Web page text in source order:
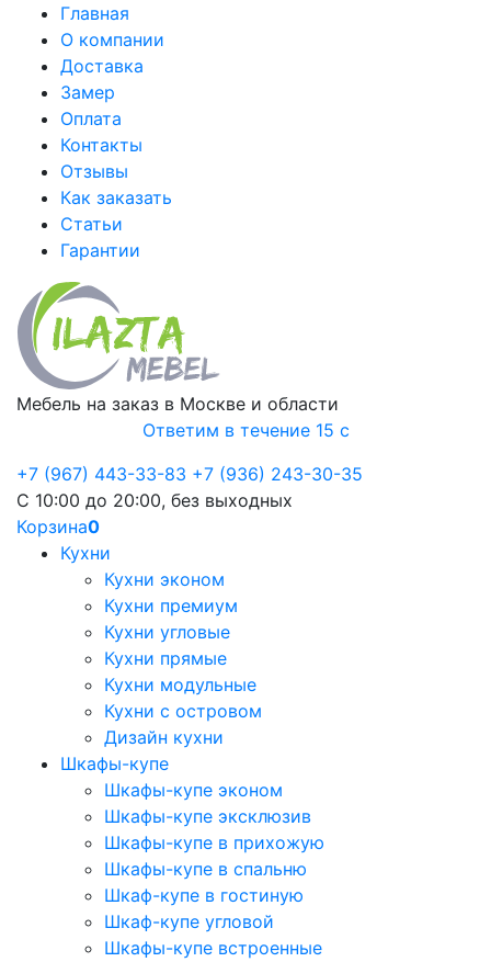
Главная
О компании
Доставка
Замер
Оплата
Контакты
Отзывы
Как заказать
Статьи
Гарантии
Мебель на заказ в Москве и области
Ответим в течение 15 с
+7 (967) 443-33-83 +7 (936) 243-30-35
С 10:00 до 20:00, без выходных
Корзина0
Кухни
Кухни эконом
Кухни премиум
Кухни угловые
Кухни прямые
Кухни модульные
Кухни с островом
Дизайн кухни
Шкафы-купе
Шкафы-купе эконом
Шкафы-купе эксклюзив
Шкафы-купе в прихожую
Шкафы-купе в спальню
Шкаф-купе в гостиную
Шкаф-купе угловой
Шкафы-купе встроенные